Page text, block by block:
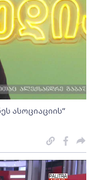
ასოციაციის”